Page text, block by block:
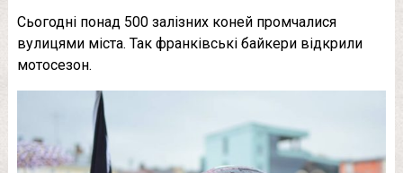
Сьогодні понад 500 залізних коней промчалися
вулицями міста. Так франківські байкери відкрили
мотосезон.